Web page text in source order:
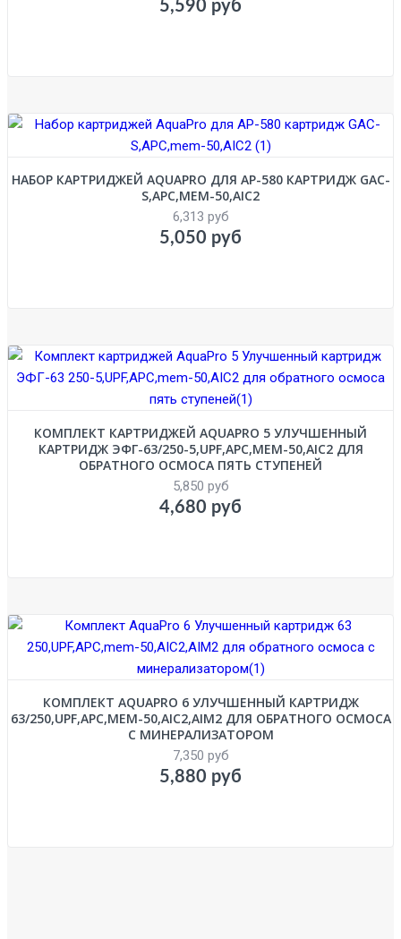
5,590 руб
НАБОР КАРТРИДЖЕЙ AQUAPRO ДЛЯ AP-580 КАРТРИДЖ GAC-
S,APC,MEM-50,AIC2
6,313 руб
5,050 руб
КОМПЛЕКТ КАРТРИДЖЕЙ AQUAPRO 5 УЛУЧШЕННЫЙ
КАРТРИДЖ ЭФГ-63/250-5,UPF,APC,MEM-50,AIC2 ДЛЯ
ОБРАТНОГО ОСМОСА ПЯТЬ СТУПЕНЕЙ
5,850 руб
4,680 руб
КОМПЛЕКТ AQUAPRO 6 УЛУЧШЕННЫЙ КАРТРИДЖ
63/250,UPF,APC,MEM-50,AIC2,AIM2 ДЛЯ ОБРАТНОГО ОСМОСА
С МИНЕРАЛИЗАТОРОМ
7,350 руб
5,880 руб